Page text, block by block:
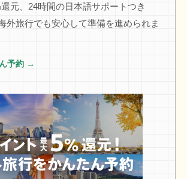
元、24時間の日本語サポートつき
外旅行でも安心して準備を進められま
予約 →